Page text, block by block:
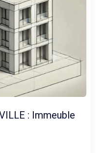
: Immeuble